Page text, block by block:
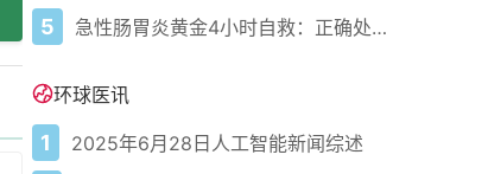
5 急性肠胃炎黄金4小时自救：正确处置与误区避坑关键
环球医讯
1 2025年6月28日人工智能新闻综述